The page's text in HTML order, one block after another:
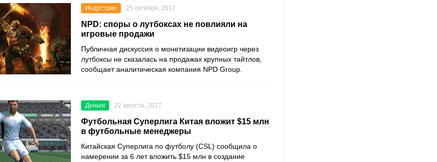
Индустрия 25 октября, 2017
NPD: споры о лутбоксах не повлияли на
игровые продажи
Публичная дискуссия о монетизации видеоигр через
лутбоксы не сказалась на продажах крупных тайтлов,
сообщает аналитическая компания NPD Group.
Деньги 22 августа, 2017
Футбольная Суперлига Китая вложит $15 млн
в футбольные менеджеры
Китайская Суперлига по футболу (CSL) сообщила о
намерении за 6 лет вложить $15 млн в создание